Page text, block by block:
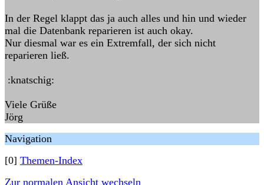
In der Regel klappt das ja auch alles und hin und wieder
mal die Datenbank reparieren ist auch okay.
Nur diesmal war es ein Extremfall, der sich nicht
reparieren ließ.
:knatschig:
Viele Grüße
Jörg
Navigation
[0] Themen-Index
Zur normalen Ansicht wechseln